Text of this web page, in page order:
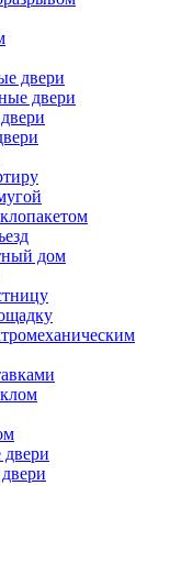
двери
двери
дом
двери